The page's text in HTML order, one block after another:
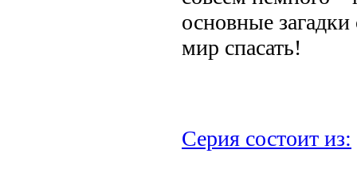
основные
мир спасать!
Серия состоит из: